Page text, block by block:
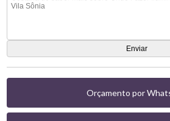
Orçamento por